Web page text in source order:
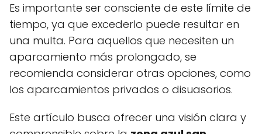
Es importante ser consciente de este límite de
tiempo, ya que excederlo puede resultar en
una multa. Para aquellos que necesiten un
aparcamiento más prolongado, se
recomienda considerar otras opciones, como
los aparcamientos privados o disuasorios.
Este artículo busca ofrecer una visión clara y